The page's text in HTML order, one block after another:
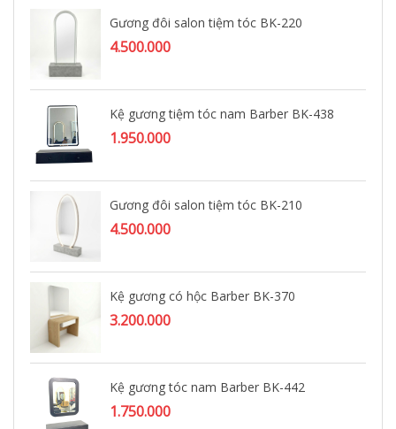
Gương đôi salon tiệm tóc BK-220
4.500.000
Kệ gương tiệm tóc nam Barber BK-438
1.950.000
Gương đôi salon tiệm tóc BK-210
4.500.000
Kệ gương có hộc Barber BK-370
3.200.000
Kệ gương tóc nam Barber BK-442
1.750.000